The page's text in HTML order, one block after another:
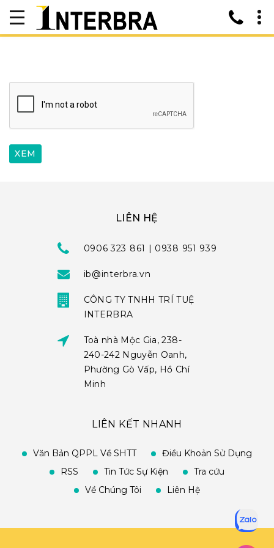
LIÊN HỆ
0906 323 861 | 0938 951 939
ib@interbra.vn
CÔNG TY TNHH TRÍ TUỆ
INTERBRA
Toà nhà Mộc Gia, 238-
240-242 Nguyễn Oanh,
Phường Gò Vấp, Hồ Chí
Minh
LIÊN KẾT NHANH
Văn Bản QPPL Về SHTT
Điều Khoản Sử Dụng
RSS
Tin Tức Sự Kiện
Tra cứu
Về Chúng Tôi
Liên Hệ